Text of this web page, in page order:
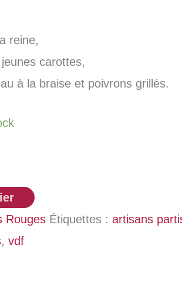
reine,
carottes,
à la braise et poivrons grillés.
Rouges Étiquettes : artisans
, vdf